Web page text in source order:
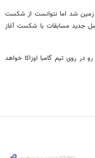
وارد زمین شد اما نتوانست از شکست
جدید مسابقات با شکست آغاز
در روی تیم گامبا اوزاکا خواهد